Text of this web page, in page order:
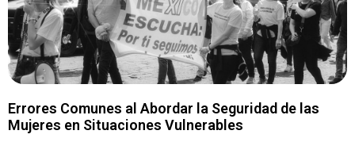
Errores Comunes al Abordar la Seguridad de las
Mujeres en Situaciones Vulnerables